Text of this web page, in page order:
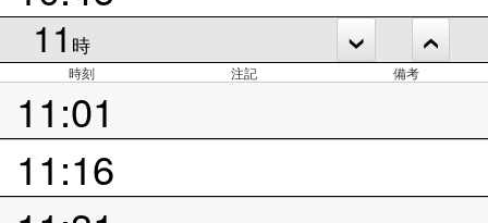
11 時
時刻 注記 備考
11:01
11:16